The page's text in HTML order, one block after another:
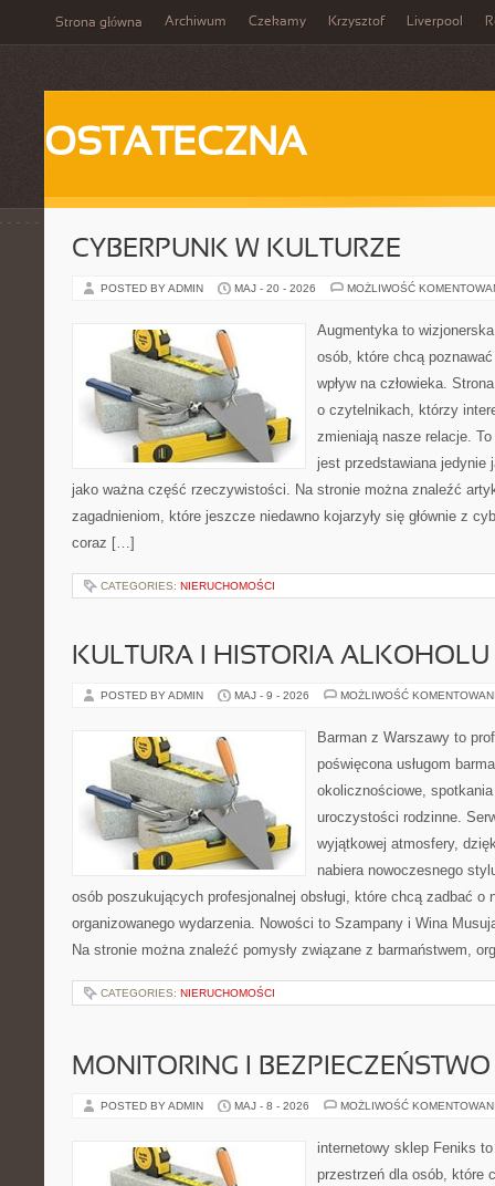
Strona główna Archiwum Czekamy Krzysztof Liverpool
OSTATECZNA
CYBERPUNK W KULTURZE
POSTED BY ADMIN MAJ - 20 - 2026 MOŻLIWOŚĆ
Augmentyka to
osób, które chcą
wpływ na człowieka.
o czytelnikach, którzy
zmieniają nasze relacje.
jest przedstawiana jedynie
jako ważna część rzeczywistości. Na stronie można znaleźć
zagadnieniom, które jeszcze niedawno kojarzyły się głównie z
coraz […]
CATEGORIES: NIERUCHOMOŚCI
KULTURA I HISTORIA ALKOHOLU
POSTED BY ADMIN MAJ - 9 - 2026 MOŻLIWOŚĆ
Barman z Warszawy to
poświęcona usługom
okolicznościowe,
uroczystości rodzinne.
wyjątkowej atmosfery,
nabiera nowoczesnego
osób poszukujących profesjonalnej obsługi, które chcą zadbać o
organizowanego wydarzenia. Nowości to Szampany i Wina
Na stronie można znaleźć pomysły związane z barmaństwem,
CATEGORIES: NIERUCHOMOŚCI
MONITORING I
POSTED BY ADMIN MAJ - 8 - 2026 MOŻLIWOŚĆ
internetowy sklep Feniks
przestrzeń dla osób, które